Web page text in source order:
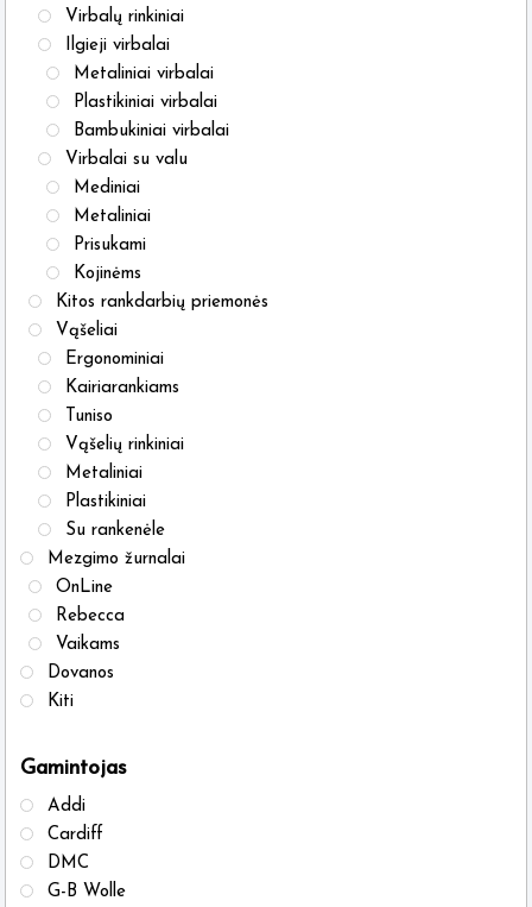
Virbalų rinkiniai
Ilgieji virbalai
Metaliniai virbalai
Plastikiniai virbalai
Bambukiniai virbalai
Virbalai su valu
Mediniai
Metaliniai
Prisukami
Kojinėms
Kitos rankdarbių priemonės
Vąšeliai
Ergonominiai
Kairiarankiams
Tuniso
Vąšelių rinkiniai
Metaliniai
Plastikiniai
Su rankenėle
Mezgimo žurnalai
OnLine
Rebecca
Vaikams
Dovanos
Kiti
Gamintojas
Addi
Cardiff
DMC
G-B Wolle